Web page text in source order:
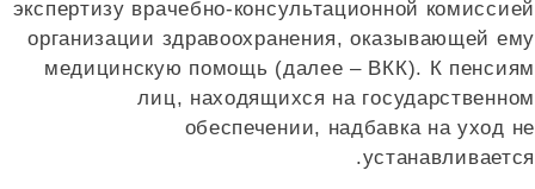
экспертизу врачебно-консультационной
организации здравоохранения, оказывающей
медицинскую помощь (далее – ВКК). К
лиц, находящихся на
обеспечении, надбавка на уход